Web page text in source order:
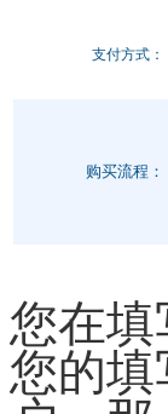
支付方式：
购买流程：
您在
您的